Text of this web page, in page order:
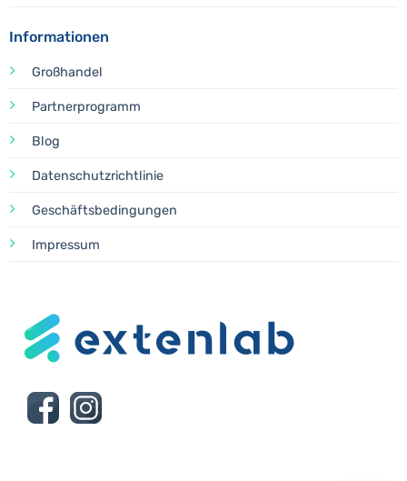
Informationen
Großhandel
Partnerprogramm
Blog
Datenschutzrichtlinie
Geschäftsbedingungen
Impressum